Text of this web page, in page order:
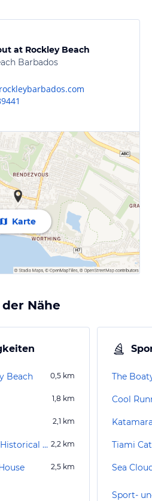
at Rockley Beach
Barbados
Karte
Nähe
Beach 0,5 km
1,8 km
2,1 km
Barbados Museum & Historical Society 2,2 km
2,5 km
The
Tiami
Sea
Sport-